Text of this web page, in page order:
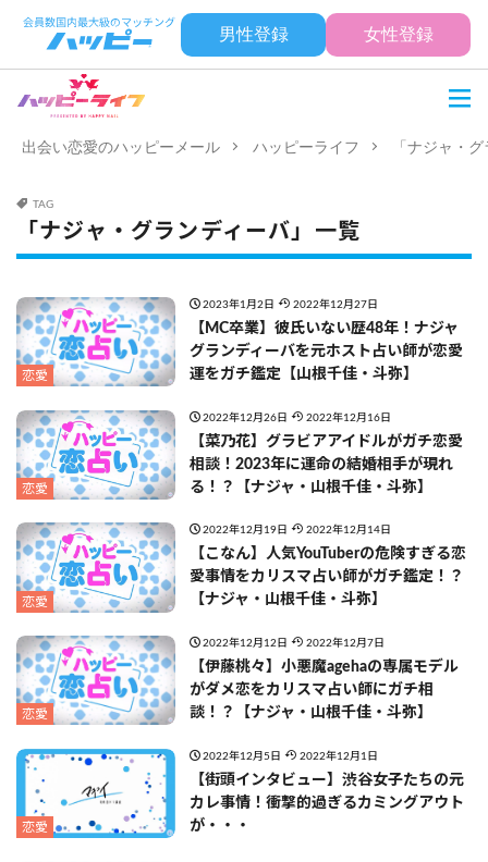
男性登録 女性登録
出会い恋愛のハッピーメール ハッピーライフ 「ナジャ・
TAG
「ナジャ・グランディーバ」一覧
恋愛
2023年1月2日 2022年12月27日
【MC卒業】彼氏いない歴48年！ナジャ
グランディーバを元ホスト占い師が恋愛
運をガチ鑑定【山根千佳・斗弥】
恋愛
2022年12月26日 2022年12月16日
【菜乃花】グラビアアイドルがガチ恋愛
相談！2023年に運命の結婚相手が現れ
る！？【ナジャ・山根千佳・斗弥】
恋愛
2022年12月19日 2022年12月14日
【こなん】人気YouTuberの危険すぎる恋
愛事情をカリスマ占い師がガチ鑑定！？
【ナジャ・山根千佳・斗弥】
恋愛
2022年12月12日 2022年12月7日
【伊藤桃々】小悪魔agehaの専属モデル
がダメ恋をカリスマ占い師にガチ相
談！？【ナジャ・山根千佳・斗弥】
恋愛
2022年12月5日 2022年12月1日
【街頭インタビュー】渋谷女子たちの元
カレ事情！衝撃的過ぎるカミングアウト
が・・・